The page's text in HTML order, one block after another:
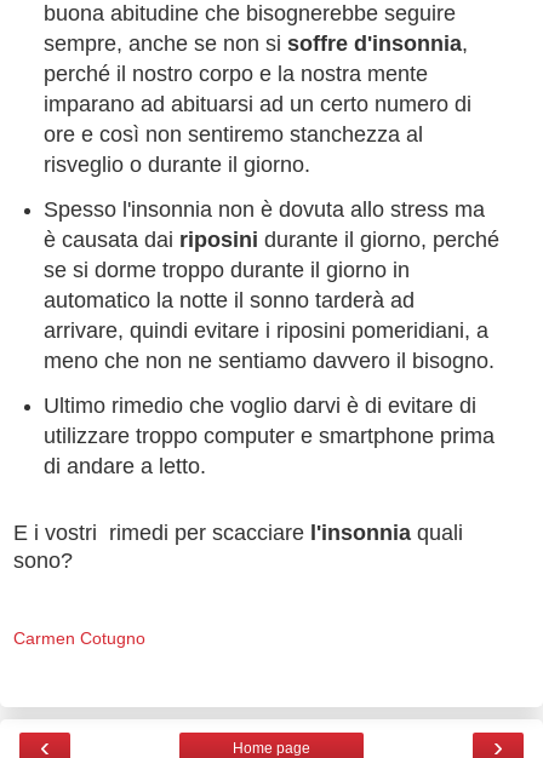
buona abitudine che bisognerebbe seguire
sempre, anche se non si soffre d'insonnia,
perché il nostro corpo e la nostra mente
imparano ad abituarsi ad un certo numero di
ore e così non sentiremo stanchezza al
risveglio o durante il giorno.
Spesso l'insonnia non è dovuta allo stress ma
è causata dai riposini durante il giorno, perché
se si dorme troppo durante il giorno in
automatico la notte il sonno tarderà ad
arrivare, quindi evitare i riposini pomeridiani, a
meno che non ne sentiamo davvero il bisogno.
Ultimo rimedio che voglio darvi è di evitare di
utilizzare troppo computer e smartphone prima
di andare a letto.
E i vostri rimedi per scacciare l'insonnia quali
sono?
Carmen Cotugno
‹ ›
Home page